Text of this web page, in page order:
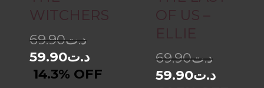
WITCHERS
د.ت69.90
د.ت59.90
14.3% OFF
OF US –
ELLIE
د.ت69.90
د.ت59.90